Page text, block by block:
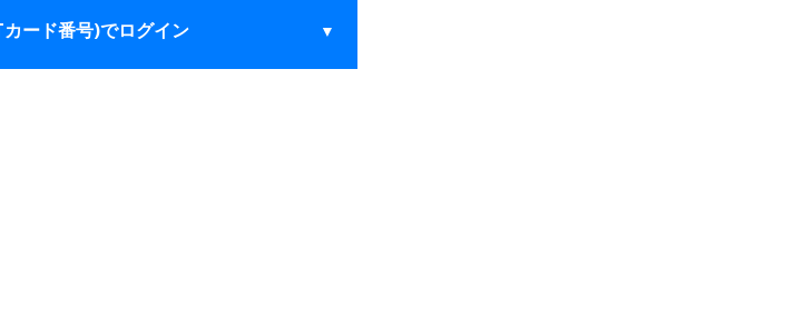
ード番号)でログイン ▼